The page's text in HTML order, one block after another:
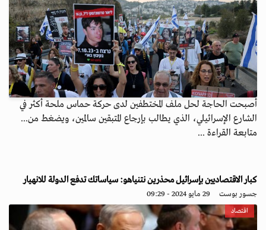
أصبحت الحاجة لحل ملف المختطفين لدى حركة حماس ملحة أكثر في
الشارع الإسرائيلي، الذي يطالب بإرجاع المتبقين سالمين، ويضغط من...
متابعة القراءة ...
كبار الاقتصاديين بإسرائيل محذرين نتنياهو: سياساتك تدفع الدولة للانهيار
جسور بوست 29 مايو 2024 - 09:29
اقتصاد